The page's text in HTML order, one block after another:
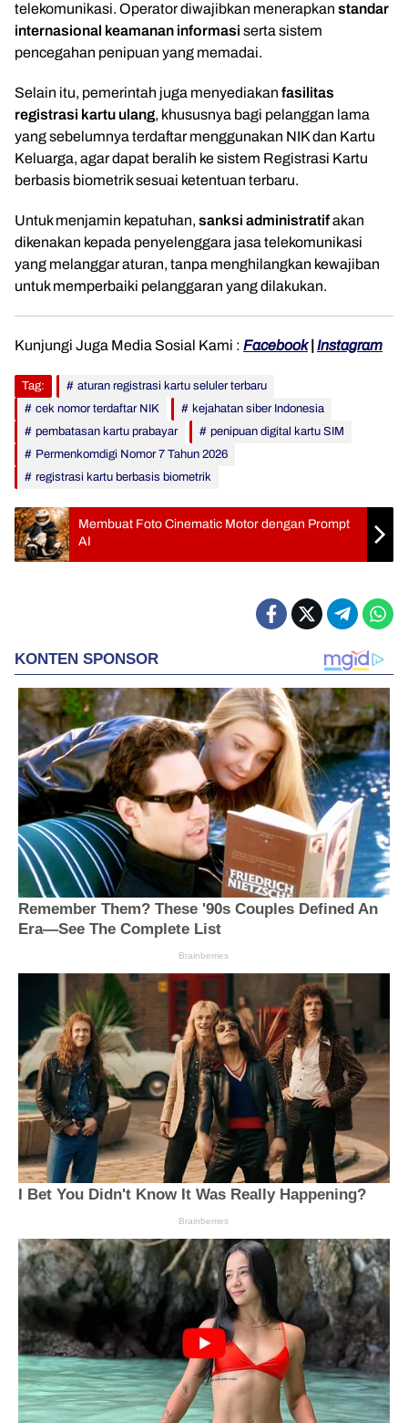
telekomunikasi. Operator diwajibkan menerapkan standar
internasional keamanan informasi serta sistem
pencegahan penipuan yang memadai.
Selain itu, pemerintah juga menyediakan fasilitas
registrasi kartu ulang, khususnya bagi pelanggan lama
yang sebelumnya terdaftar menggunakan NIK dan Kartu
Keluarga, agar dapat beralih ke sistem Registrasi Kartu
berbasis biometrik sesuai ketentuan terbaru.
Untuk menjamin kepatuhan, sanksi administratifakan
dikenakan kepada penyelenggara jasa telekomunikasi
yang melanggar aturan, tanpa menghilangkan kewajiban
untuk memperbaiki pelanggaran yang dilakukan.
Kunjungi Juga Media Sosial Kami : Facebook| Instagram
Tag:
aturan registrasi kartu seluler terbaru
cek nomor terdaftar NIK
kejahatan siber Indonesia
pembatasan kartu prabayar
penipuan digital kartu SIM
Permenkomdigi Nomor 7 Tahun 2026
registrasi kartu berbasis biometrik
Membuat Foto Cinematic Motor dengan Prompt
AI